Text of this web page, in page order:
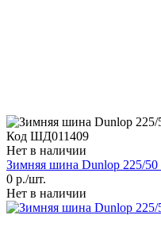
Код ШД011409
Нет в наличии
Зимняя шина Dunlop 225/
0 р./шт.
Нет в наличии